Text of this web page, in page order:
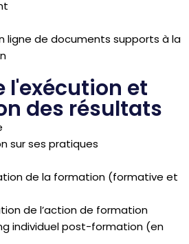
ligne de documents supports à la
l'exécution et
des résultats
sur ses pratiques
de la formation (formative et
de l’action de formation
individuel post-formation (en